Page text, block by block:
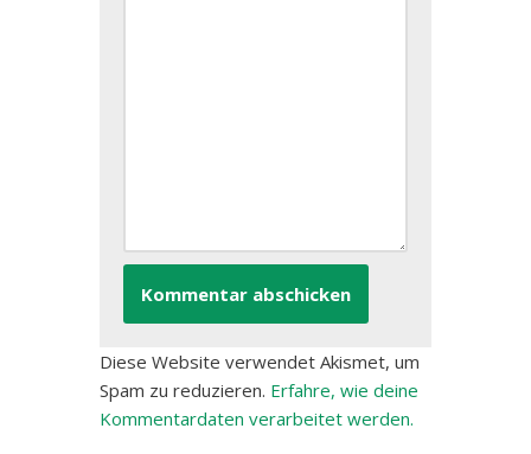
Diese Website verwendet Akismet, um
Spam zu reduzieren. Erfahre, wie deine
Kommentardaten verarbeitet werden.